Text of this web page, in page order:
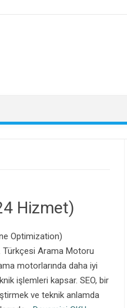
Hizmet)
Optimization)
Türkçesi Arama Motoru
motorlarında daha iyi
işlemleri kapsar. SEO, bir
ve teknik anlamda